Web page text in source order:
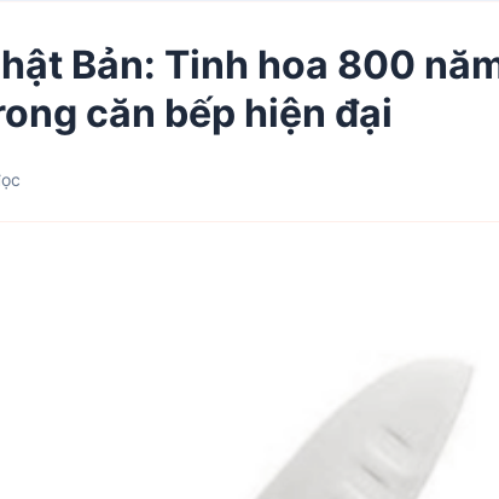
Bản: Tinh hoa 800
căn bếp hiện đại